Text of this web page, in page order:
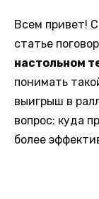
Всем привет!
статье
настольном
понимать
выигрыш в
вопрос: куда
более